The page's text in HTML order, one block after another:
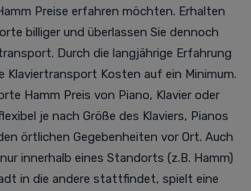
Preise erfahren möchten. Erhalten
billiger und überlassen Sie dennoch
Durch die langjährige Erfahrung
Klaviertransport Kosten auf ein Minimum.
Hamm Preis von Piano, Klavier oder
je nach Größe des Klaviers, Pianos
örtlichen Gegebenheiten vor Ort. Auch
innerhalb eines Standorts (z.B. Hamm)
in die andere stattfindet, spielt eine